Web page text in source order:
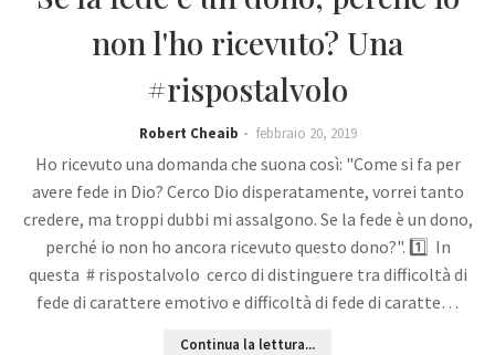
non l'ho ricevuto? Una
#rispostalvolo
Robert Cheaib febbraio 20, 2019
Ho ricevuto una domanda che suona così: "Come si fa per
avere fede in Dio? Cerco Dio disperatamente, vorrei tanto
credere, ma troppi dubbi mi assalgono. Se la fede è un dono,
perché io non ho ancora ricevuto questo dono?". 1️⃣ In
questa # rispostalvolo cerco di distinguere tra difficoltà di
fede di carattere emotivo e difficoltà di fede di caratte…
Continua la lettura...